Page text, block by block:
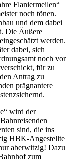
Flaniermeilen“
noch tönen.
und dem dabei
Die Äußere
werden.
dabei, sich
noch vor
für zu
Antrag zu
prägnantere
wird der
sind, die ins
HBK-Angestellte
aberwitzig! Dazu
zum